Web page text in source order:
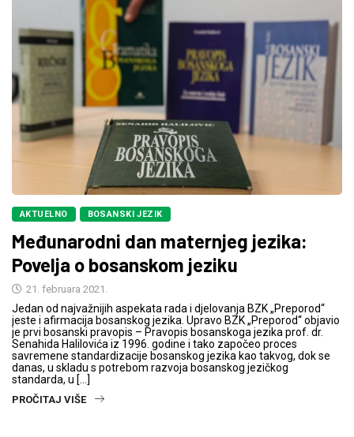
AKTUELNO BOSANSKI JEZIK
Međunarodni dan maternjeg jezika:
Povelja o bosanskom jeziku
21. februara 2021.
Jedan od najvažnijih aspekata rada i djelovanja BZK „Preporod“
jeste i afirmacija bosanskog jezika. Upravo BZK „Preporod“ objavio
je prvi bosanski pravopis – Pravopis bosanskoga jezika prof. dr.
Senahida Halilovića iz 1996. godine i tako započeo proces
savremene standardizacije bosanskog jezika kao takvog, dok se
danas, u skladu s potrebom razvoja bosanskog jezičkog
standarda, u […]
PROČITAJ VIŠE